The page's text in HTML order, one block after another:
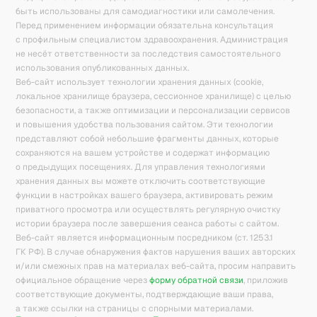
быть использованы для самодиагностики или самолечения.
Перед применением информации обязательна консультация
с профильным специалистом здравоохранения. Администрация
не несёт ответственности за последствия самостоятельного
использования опубликованных данных.
Веб-сайт использует технологии хранения данных (cookie,
локальное хранилище браузера, сессионное хранилище) с целью
безопасности, а также оптимизации и персонализации сервисов
и повышения удобства пользования сайтом. Эти технологии
представляют собой небольшие фрагменты данных, которые
сохраняются на вашем устройстве и содержат информацию
о предыдущих посещениях. Для управления технологиями
хранения данных вы можете отключить соответствующие
функции в настройках вашего браузера, активировать режим
приватного просмотра или осуществлять регулярную очистку
истории браузера после завершения сеанса работы с сайтом.
Веб-сайт является информационным посредником (ст. 1253.1
ГК РФ). В случае обнаружения фактов нарушения ваших авторских
и/или смежных прав на материалах веб-сайта, просим направить
официальное обращение через форму обратной связи, приложив
соответствующие документы, подтверждающие ваши права,
а также ссылки на страницы с спорными материалами.